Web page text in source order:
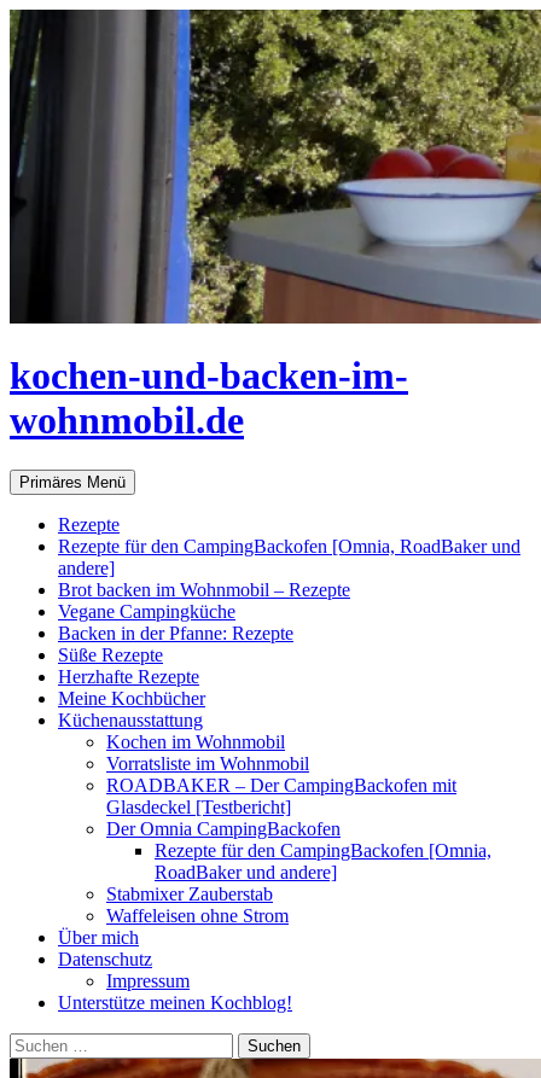
Zum
Inhalt
springen
kochen-und-backen-im-
wohnmobil.de
Suchen
Primäres Menü
Rezepte
Rezepte für den CampingBackofen [Omnia, RoadBaker und
andere]
Brot backen im Wohnmobil – Rezepte
Vegane Campingküche
Backen in der Pfanne: Rezepte
Süße Rezepte
Herzhafte Rezepte
Meine Kochbücher
Küchenausstattung
Kochen im Wohnmobil
Vorratsliste im Wohnmobil
ROADBAKER – Der CampingBackofen mit
Glasdeckel [Testbericht]
Der Omnia CampingBackofen
Rezepte für den CampingBackofen [Omnia,
RoadBaker und andere]
Stabmixer Zauberstab
Waffeleisen ohne Strom
Über mich
Datenschutz
Impressum
Unterstütze meinen Kochblog!
Suchen
nach: